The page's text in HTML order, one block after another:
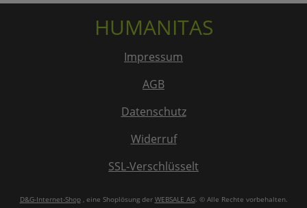
HUMANITAS
Impressum
AGB
Datenschutz
Widerruf
SSL-Verschlüsselt
D&G-Internet-Shop, eine Shoplösung der WEBSALE AG. © Alle Rechte vorbehalten.